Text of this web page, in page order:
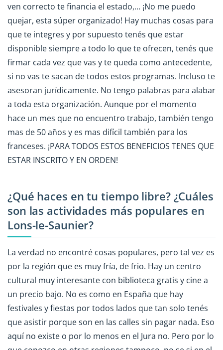
ven correcto te financia el estado,... ¡No me puedo
quejar, esta súper organizado! Hay muchas cosas para
que te integres y por supuesto tenés que estar
disponible siempre a todo lo que te ofrecen, tenés que
firmar cada vez que vas y te queda como antecedente,
si no vas te sacan de todos estos programas. Incluso te
asesoran jurídicamente. No tengo palabras para alabar
a toda esta organización. Aunque por el momento
hace un mes que no encuentro trabajo, también tengo
mas de 50 años y es mas difícil también para los
franceses. ¡PARA TODOS ESTOS BENEFICIOS TENES QUE
ESTAR INSCRITO Y EN ORDEN!
¿Qué haces en tu tiempo libre? ¿Cuáles
son las actividades más populares en
Lons-le-Saunier?
La verdad no encontré cosas populares, pero tal vez es
por la región que es muy fría, de frio. Hay un centro
cultural muy interesante con biblioteca gratis y cine a
un precio bajo. No es como en España que hay
festivales y fiestas por todos lados que tan solo tenés
que asistir porque son en las calles sin pagar nada. Eso
aquí no existe o por lo menos en el Jura no. Pero por lo